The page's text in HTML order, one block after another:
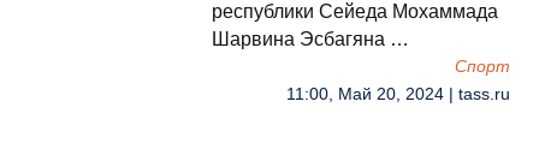
республики Сейеда Мохаммада
Шарвина Эсбагяна …
Спорт
11:00, Май 20, 2024 | tass.ru